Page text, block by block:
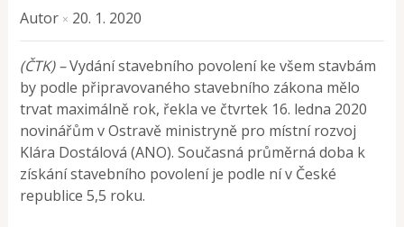
Autor × 20. 1. 2020
(ČTK) –Vydání stavebního povolení ke všem stavbám
by podle připravovaného stavebního zákona mělo
trvat maximálně rok, řekla ve čtvrtek 16. ledna 2020
novinářům v Ostravě ministryně pro místní rozvoj
Klára Dostálová (ANO). Současná průměrná doba k
získání stavebního povolení je podle ní v České
republice 5,5 roku.